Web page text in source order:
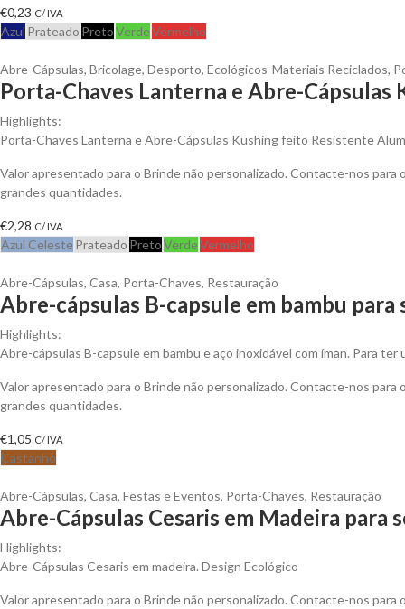
€0,23 C/ IVA
Azul Prateado PretoVerdeVermelho
Abre-Cápsulas, Bricolage, Desporto, Ecológicos-Materiais Reciclados,
Porta-Chaves Lanterna e Abre-Cápsulas
Highlights:
Porta-Chaves Lanterna e Abre-Cápsulas Kushing feito Resistente
Valor apresentado para o Brinde não personalizado. Contacte-nos
grandes quantidades.
€2,28 C/ IVA
Azul Celeste Prateado PretoVerdeVermelho
Abre-Cápsulas, Casa, Porta-Chaves, Restauração
Abre-cápsulas B-capsule em bambu para
Highlights:
Abre-cápsulas B-capsule em bambu e aço inoxidável com íman. Para
Valor apresentado para o Brinde não personalizado. Contacte-nos
grandes quantidades.
€1,05 C/ IVA
Castanho
Abre-Cápsulas, Casa, Festas e Eventos, Porta-Chaves, Restauração
Abre-Cápsulas Cesaris em Madeira para
Highlights:
Abre-Cápsulas Cesaris em madeira. Design Ecológico
Valor apresentado para o Brinde não personalizado. Contacte-nos